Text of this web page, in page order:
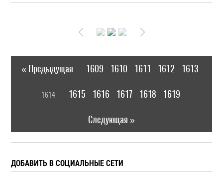
« Предыдущая 1609 1610 1611 1612 1613
1614 1615 1616 1617 1618 1619
Следующая »
ДОБАВИТЬ В СОЦИАЛЬНЫЕ СЕТИ